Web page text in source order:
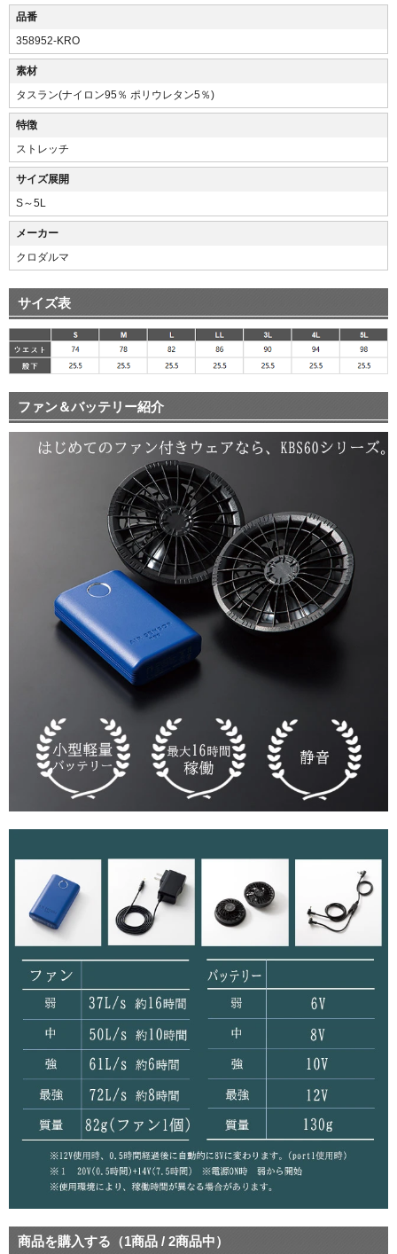
品番
358952-KRO
素材
タスラン(ナイロン95％ ポリウレタン5％)
特徴
ストレッチ
サイズ展開
S～5L
メーカー
クロダルマ
サイズ表
ファン＆バッテリー紹介
商品を購入する（1商品 / 2商品中）